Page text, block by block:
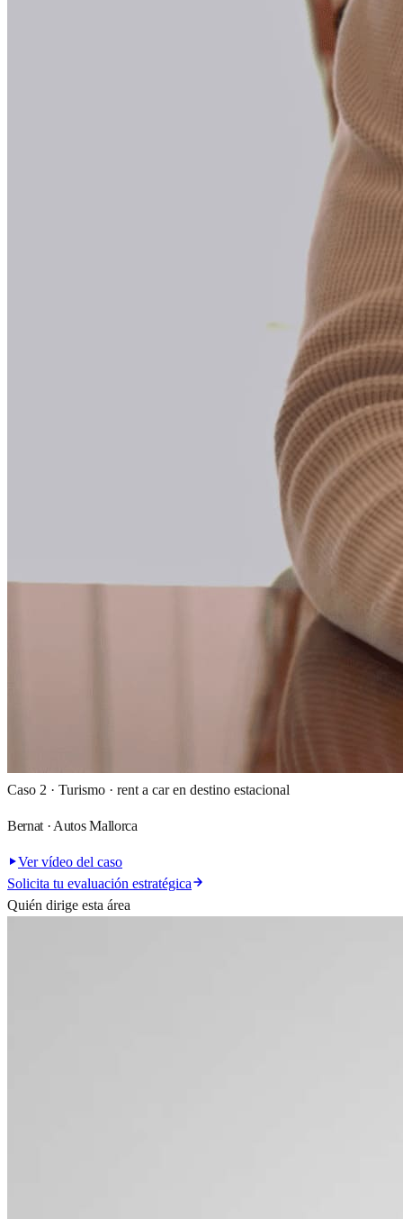
Caso 2 · Turismo · rent a car en destino estacional
Bernat · Autos Mallorca
Ver vídeo del caso
Solicita tu evaluación estratégica
Quién dirige esta área